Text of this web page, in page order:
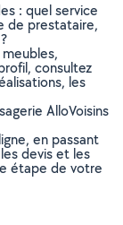
: quel service
de prestataire,
consultez
les
AlloVoisins
en passant
devis et les
étape de votre